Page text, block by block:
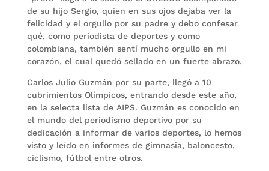
de su hijo Sergio, quien en sus ojos dejaba ver la
felicidad y el orgullo por su padre y debo confesar
qué, como periodista de deportes y como
colombiana, también sentí mucho orgullo en mi
corazón, el cual quedó sellado en un fuerte abrazo.
Carlos Julio Guzmán por su parte, llegó a 10
cubrimientos Olímpicos, entrando desde este año,
en la selecta lista de AIPS. Guzmán es conocido en
el mundo del periodismo deportivo por su
dedicación a informar de varios deportes, lo hemos
visto y leído en informes de gimnasia, baloncesto,
ciclismo, fútbol entre otros.